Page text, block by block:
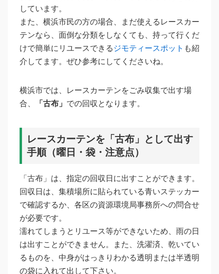
しています。
また、横浜市民の方の場合、まだ使えるレースカー
テンなら、面倒な分類をしなくても、持って行くだ
けで簡単にリユースできる ジモティースポット も紹
介してます。ぜひ参考にしてくださいね。
横浜市では、レースカーテンをごみ収集で出す場
合、
「古布」 での回収となります。
レースカーテンを「古布」として出す
手順（曜日・袋・注意点）
「古布」は、指定の回収日に出すことができます。
回収日は、集積場所に貼られている青いステッカー
で確認するか、各区の資源環境局事務所への問合せ
が必要です。
濡れてしまうとリユース等ができないため、雨の日
は出すことができません。また、洗濯済、乾いてい
るものを、中身がはっきりわかる透明または半透明
の袋に入れて出して下さい。